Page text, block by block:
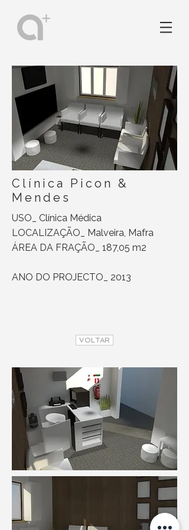
Clínica Picon &
Mendes
USO_ Clínica Médica
LOCALIZAÇÃO_ Malveira, Mafra
ÁREA DA FRAÇÃO_ 187,05 m2
ANO DO PROJECTO_ 2013
VOLTAR